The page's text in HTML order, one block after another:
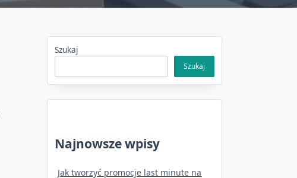
Szukaj
Szukaj
Najnowsze wpisy
Jak tworzyć promocje last minute na